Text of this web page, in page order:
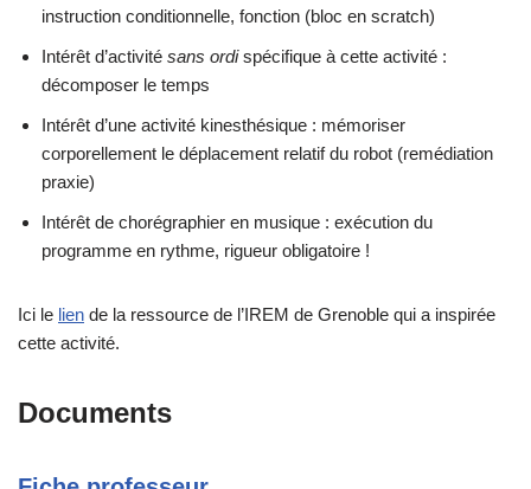
instruction conditionnelle, fonction (bloc en scratch)
Intérêt d’activité sans ordispécifique à cette activité :
décomposer le temps
Intérêt d’une activité kinesthésique : mémoriser
corporellement le déplacement relatif du robot (remédiation
praxie)
Intérêt de chorégraphier en musique : exécution du
programme en rythme, rigueur obligatoire !
Ici le lien de la ressource de l’IREM de Grenoble qui a inspirée
cette activité.
Documents